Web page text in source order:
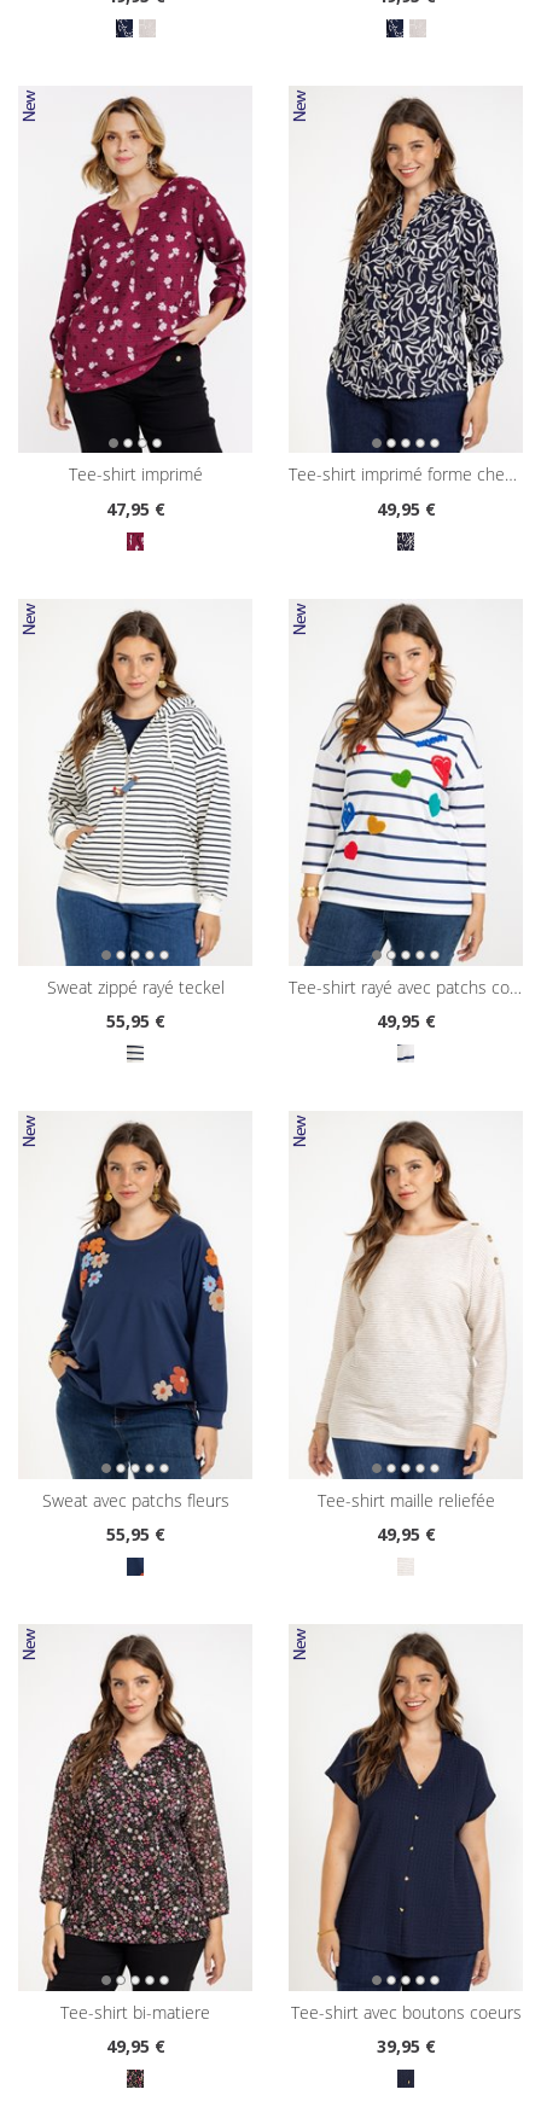
tee-shirt imprimé
47,95 €
tee-shirt imprimé forme chemise
49,95 €
sweat zippé rayé teckel
55,95 €
tee-shirt rayé avec patchs coeurs
49,95 €
sweat avec patchs fleurs
55,95 €
tee-shirt maille reliefée
49,95 €
tee-shirt bi-matiere
49,95 €
tee-shirt avec boutons coeurs
39,95 €